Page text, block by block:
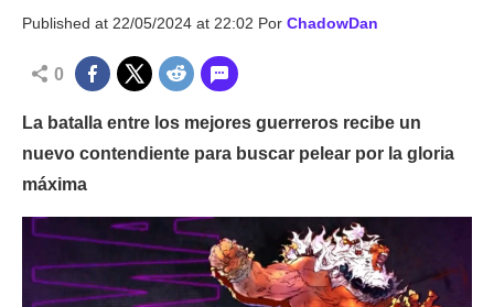
Published at 22/05/2024 at 22:02 Por ChadowDan
0
La batalla entre los mejores guerreros recibe un
nuevo contendiente para buscar pelear por la gloria
máxima